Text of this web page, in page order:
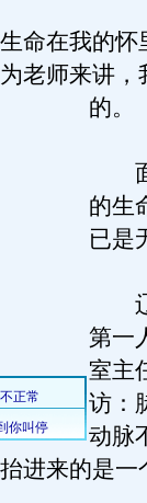
在我的怀
老师来讲，
的。
面
的生
已是
辽
第一
室主
访：
动脉
进来的是一